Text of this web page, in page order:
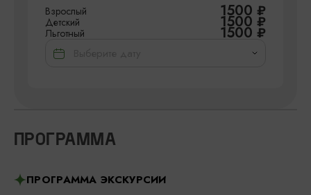
Взрослый 1500 ₽
Детский 1500 ₽
Льготный 1500 ₽
ПРОГРАММА
ПРОГРАММА ЭКСКУРСИИ